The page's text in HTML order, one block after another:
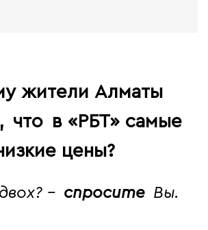
жители Алматы
что в «РБТ» самые
цены?
- спросите Вы.